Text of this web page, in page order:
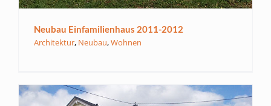
Neubau Einfamilienhaus 2011-2012
Architektur, Neubau,Wohnen